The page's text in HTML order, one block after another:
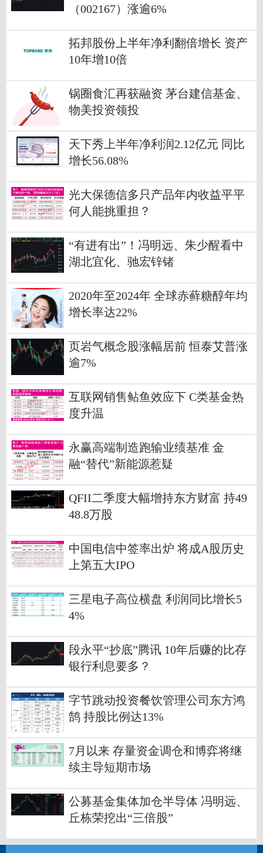
（002167）涨逾6%
拓邦股份上半年净利翻倍增长 资产
10年增10倍
锅圈食汇再获融资 茅台建信基金、
物美投资领投
天下秀上半年净利润2.12亿元 同比
增长56.08%
光大保德信多只产品年内收益平平
何人能挑重担？
“有进有出”！冯明远、朱少醒看中
湖北宜化、驰宏锌锗
2020年至2024年 全球赤藓糖醇年均
增长率达22%
页岩气概念股涨幅居前 恒泰艾普涨
逾7%
互联网销售鲇鱼效应下 C类基金热
度升温
永赢高端制造跑输业绩基准 金
融“替代”新能源惹疑
QFII二季度大幅增持东方财富 持49
48.8万股
中国电信中签率出炉 将成A股历史
上第五大IPO
三星电子高位横盘 利润同比增长5
4%
段永平“抄底”腾讯 10年后赚的比存
银行利息要多？
字节跳动投资餐饮管理公司东方鸿
鹄 持股比例达13%
7月以来 存量资金调仓和博弈将继
续主导短期市场
公募基金集体加仓半导体 冯明远、
丘栋荣挖出“三倍股”